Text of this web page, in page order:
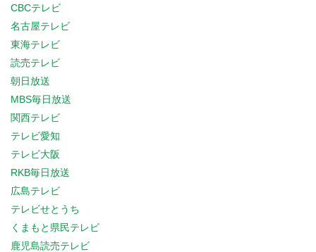
CBCテレビ
名古屋テレビ
東海テレビ
読売テレビ
朝日放送
MBS毎日放送
関西テレビ
テレビ愛知
テレビ大阪
RKB毎日放送
広島テレビ
テレビせとうち
くまもと県民テレビ
鹿児島読売テレビ